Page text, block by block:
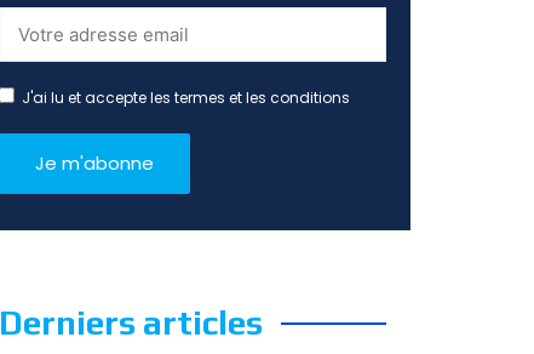
J'ai lu et accepte les termes et les conditions
Derniers articles